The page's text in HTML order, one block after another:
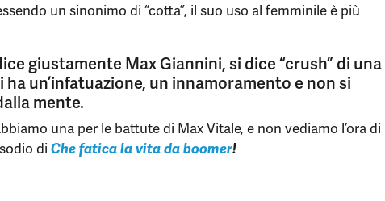
un sinonimo di “cotta”, il suo uso al femminile è più
giustamente Max Giannini, si dice “crush” di una
ha un’infatuazione, un innamoramento e non si
mente.
una per le battute di Max Vitale, e non vediamo l’ora di
diChe fatica la vita da boomer!